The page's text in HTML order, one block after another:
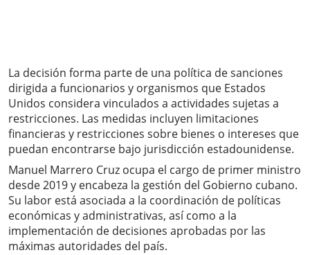
La decisión forma parte de una política de sanciones
dirigida a funcionarios y organismos que Estados
Unidos considera vinculados a actividades sujetas a
restricciones. Las medidas incluyen limitaciones
financieras y restricciones sobre bienes o intereses que
puedan encontrarse bajo jurisdicción estadounidense.
Manuel Marrero Cruz ocupa el cargo de primer ministro
desde 2019 y encabeza la gestión del Gobierno cubano.
Su labor está asociada a la coordinación de políticas
económicas y administrativas, así como a la
implementación de decisiones aprobadas por las
máximas autoridades del país.